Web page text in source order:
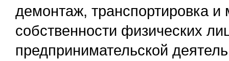
демонтаж, транспортировка
собственности физических
предпринимательской